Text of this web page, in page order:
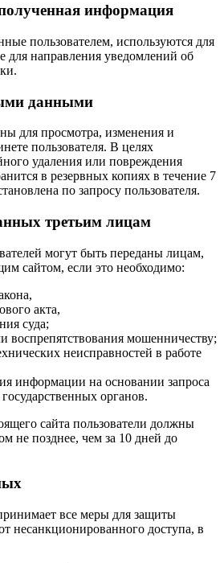
информация
пользователем, используются для
для направления уведомлений об
данными
для просмотра, изменения и
пользователя. В целях
удаления или повреждения
в резервных копиях в течение 7
по запросу пользователя.
третьим лицам
могут быть переданы лицам,
сайтом, если это необходимо:
акта,
суда;
воспрепятствования мошенничеству;
неисправностей в работе
информации на основании запроса
органов.
сайта пользователи должны
не позднее, чем за 10 дней до
все меры для защиты
несанкционированного доступа, в